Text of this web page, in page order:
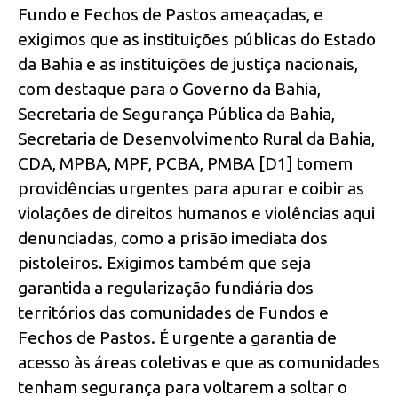
Fundo e Fechos de Pastos ameaçadas, e
exigimos que as instituições públicas do Estado
da Bahia e as instituições de justiça nacionais,
com destaque para o Governo da Bahia,
Secretaria de Segurança Pública da Bahia,
Secretaria de Desenvolvimento Rural da Bahia,
CDA, MPBA, MPF, PCBA, PMBA [D1] tomem
providências urgentes para apurar e coibir as
violações de direitos humanos e violências aqui
denunciadas, como a prisão imediata dos
pistoleiros. Exigimos também que seja
garantida a regularização fundiária dos
territórios das comunidades de Fundos e
Fechos de Pastos. É urgente a garantia de
acesso às áreas coletivas e que as comunidades
tenham segurança para voltarem a soltar o